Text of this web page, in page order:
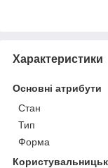
Характеристики
Основні атрибути
Стан
Тип
Форма